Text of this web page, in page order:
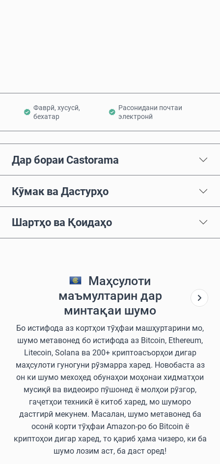
Фаврӣ, хусусӣ,
бехатар
Расонидани почтаи
электронӣ
Дар бораи Castorama
Кӯмак ва Дастурҳо
Шартҳо ва Қоидаҳо
Маҳсулоти
маъмултарин дар
минтақаи шумо
Бо истифода аз кортҳои тӯҳфаи машҳуртарини мо,
шумо метавонед бо истифода аз Bitcoin, Ethereum,
Litecoin, Solana ва 200+ криптоасъорҳои дигар
маҳсулоти гуногуни рӯзмарра харед. Новобаста аз
он ки шумо мехоҳед обунаҳои моҳонаи хидматҳои
мусиқӣ ва видеоиро пӯшонед ё молҳои рӯзгор,
гаҷетҳои техникӣ ё китоб харед, мо шуморо
дастгирӣ мекунем. Масалан, шумо метавонед ба
осонӣ корти тӯҳфаи Amazon-ро бо Bitcoin ё
криптоҳои дигар харед, то қариб ҳама чизеро, ки ба
шумо лозим аст, ба даст оред!